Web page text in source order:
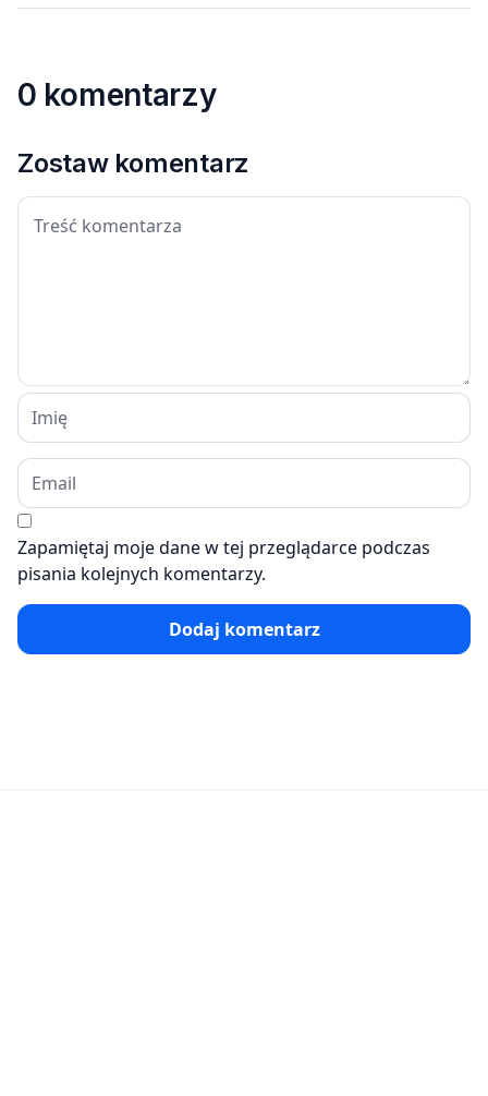
0 komentarzy
Zostaw komentarz
Zapamiętaj moje dane w tej przeglądarce podczas
pisania kolejnych komentarzy.
Dodaj komentarz